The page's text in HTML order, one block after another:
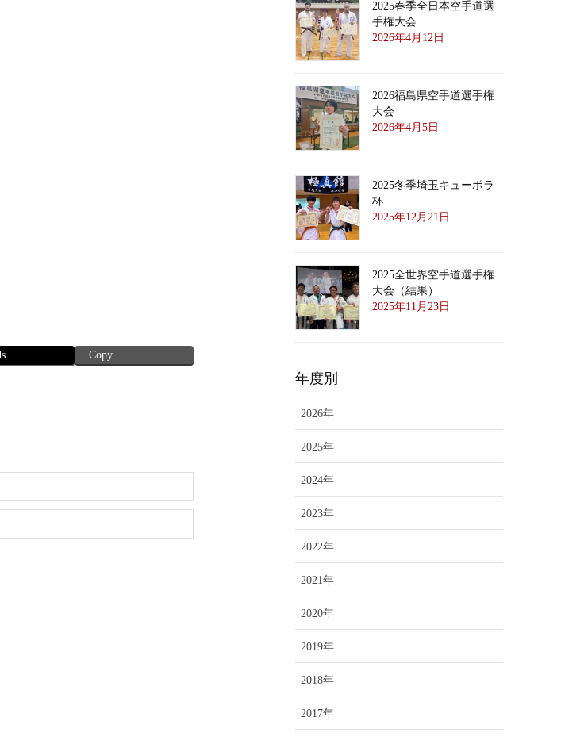
Copy
2025春季全日本空手道選
手権大会
2026年4月12日
2026福島県空手道選手権
大会
2026年4月5日
2025冬季埼玉キューポラ
杯
2025年12月21日
2025全世界空手道選手権
大会（結果）
2025年11月23日
年度別
2026年
2025年
2024年
2023年
2022年
2021年
2020年
2019年
2018年
2017年